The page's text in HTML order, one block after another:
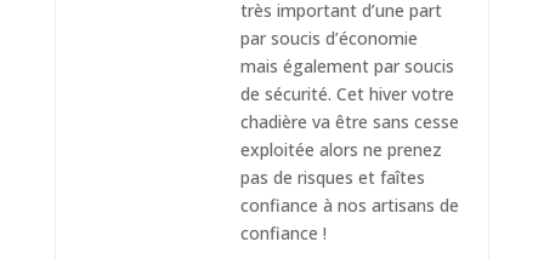
très important d’une part
par soucis d’économie
mais également par soucis
de sécurité. Cet hiver votre
chadière va être sans cesse
exploitée alors ne prenez
pas de risques et faîtes
confiance à nos artisans de
confiance !